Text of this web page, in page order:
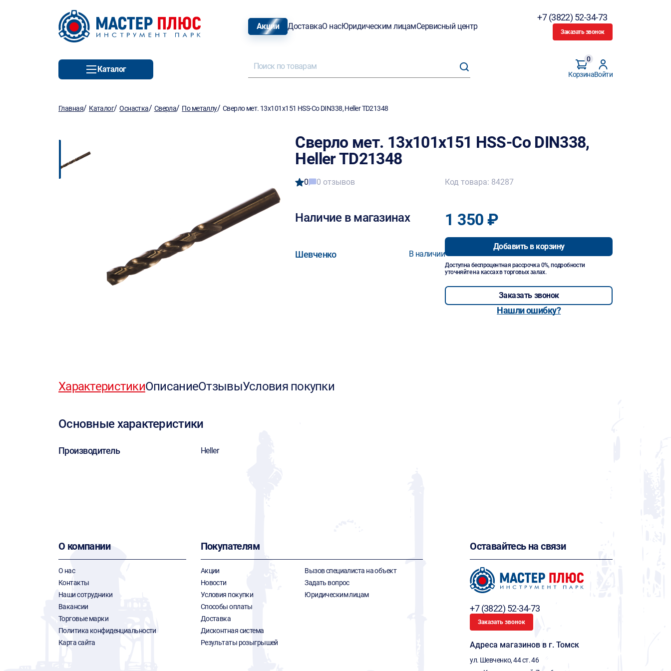
Акции ДоставкаО насЮридическим лицамСервисный центр
+7 (3822) 52-34-73
Заказать звонок
Каталог
Корзина
0
Войти
Главная/ Каталог/Оснастка/ Сверла/ По металлу/ Сверло мет. 13х101х151 HSS-Co DIN338, Heller TD21348
Сверло мет. 13х101х151 HSS-Co DIN338,
Heller TD21348
0 0 отзывов
Наличие в магазинах
Шевченко В наличии
Код товара: 84287
1 350 ₽
Добавить в корзину
Доступна беспроцентная рассрочка 0%, подробности
уточняйте на кассах в торговых залах.
Заказать звонок
Нашли ошибку?
ХарактеристикиОписаниеОтзывыУсловия покупки
Основные характеристики
Производитель Heller
О компании
О нас
Контакты
Наши сотрудники
Вакансии
Торговые марки
Политика конфиденциальности
Карта сайта
Покупателям
Акции
Новости
Условия покупки
Способы оплаты
Доставка
Дисконтная система
Результаты розыгрышей
Вызов специалиста на объект
Задать вопрос
Юридическим лицам
Оставайтесь на связи
+7 (3822) 52-34-73
Заказать звонок
Адреса магазинов в г. Томск
ул. Шевченко, 44 ст. 46